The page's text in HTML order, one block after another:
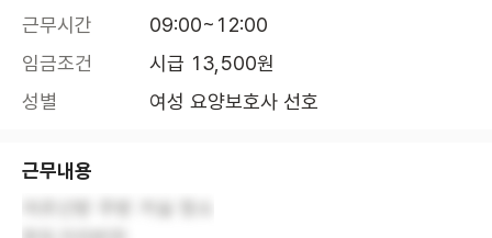
근무시간
09:00~12:00
임금조건
시급 13,500원
성별
여성 요양보호사 선호
근무내용
어르신방 주방 거실 청소